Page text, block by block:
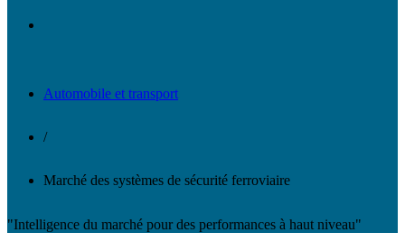
Automobile et transport
/
Marché des systèmes de sécurité ferroviaire
"Intelligence du marché pour des performances à haut niveau"